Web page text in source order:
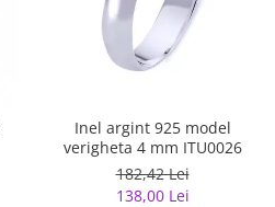
Inel argint 925 model
verigheta 4 mm ITU0026
182,42 Lei
138,00 Lei